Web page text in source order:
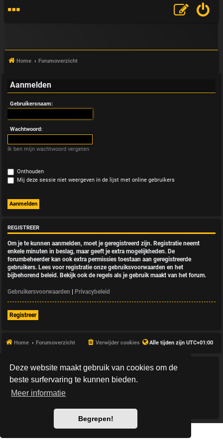
Deze website maakt gebruik van cookies om de
beste surfervaring te kunnen bieden.
Meer informatie
Begrepen!
V
&
A
Home Forumoverzicht
Aanmelden
Gebruikersnaam:
Wachtwoord:
Ik ben mijn wachtwoord vergeten
Onthouden
Mij deze sessie niet weergeven in de lijst met online gebruikers
REGISTREER
Om je te kunnen aanmelden, moet je geregistreerd zijn. Registratie neemt
enkele minuten in beslag, maar geeft je extra mogelijkheden. De
forumbeheerder kan ook extra permissies toestaan aan geregistreerde
gebruikers. Lees voor registratie onze gebruiksvoorwaarden en het
bijbehorend beleid. Bekijk ook de regels als je gebruik maakt van het forum.
Gebruikersvoorwaarden | Privacybeleid
Registreer
Home Forumoverzicht Alle tijden zijn UTC+01:00
Verwijder cookies
*HexagonReborn style byMannixMD
Style Version: 3.2.10
Powered by
Privacy|Gebruikersvoorwaarden